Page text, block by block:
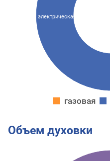
электрическая
газовая
Объем духовки